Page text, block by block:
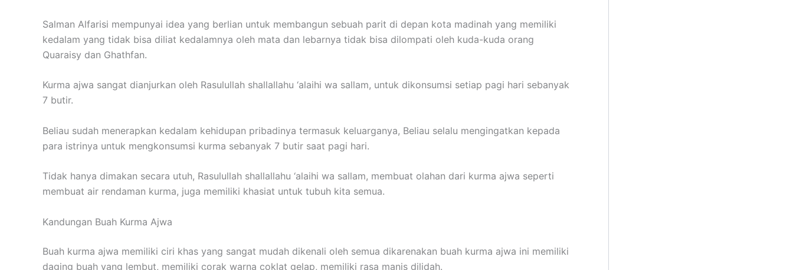
Salman Alfarisi mempunyai idea yang berlian untuk membangun sebuah parit di depan kota madinah yang memiliki
kedalam yang tidak bisa diliat kedalamnya oleh mata dan lebarnya tidak bisa dilompati oleh kuda-kuda orang
Quaraisy dan Ghathfan.
Kurma ajwa sangat dianjurkan oleh Rasulullah shallallahu ‘alaihi wa sallam, untuk dikonsumsi setiap pagi hari sebanyak
7 butir.
Beliau sudah menerapkan kedalam kehidupan pribadinya termasuk keluarganya, Beliau selalu mengingatkan kepada
para istrinya untuk mengkonsumsi kurma sebanyak 7 butir saat pagi hari.
Tidak hanya dimakan secara utuh, Rasulullah shallallahu ‘alaihi wa sallam, membuat olahan dari kurma ajwa seperti
membuat air rendaman kurma, juga memiliki khasiat untuk tubuh kita semua.
Kandungan Buah Kurma Ajwa
Buah kurma ajwa memiliki ciri khas yang sangat mudah dikenali oleh semua dikarenakan buah kurma ajwa ini memiliki
daging buah yang lembut, memiliki corak warna coklat gelap, memiliki rasa manis dilidah.